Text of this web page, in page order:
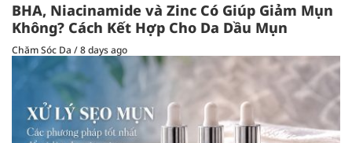
BHA, Niacinamide và Zinc Có Giúp Giảm Mụn
Không? Cách Kết Hợp Cho Da Dầu Mụn
Chăm Sóc Da /8 days ago